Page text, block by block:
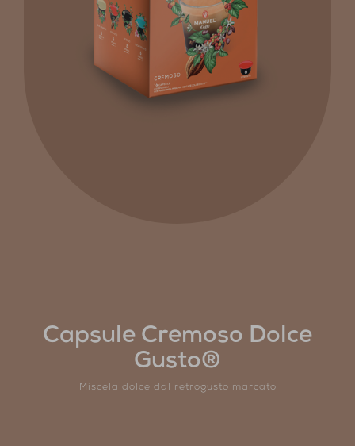
Capsule Cremoso Dolce
Gusto®
Miscela dolce dal retrogusto marcato